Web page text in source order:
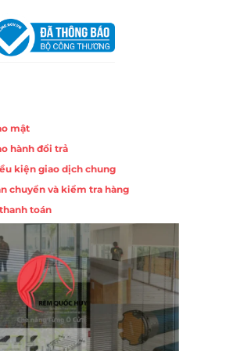
mật
hành đổi trả
kiện giao dịch chung
chuyển và kiểm tra hàng
toán